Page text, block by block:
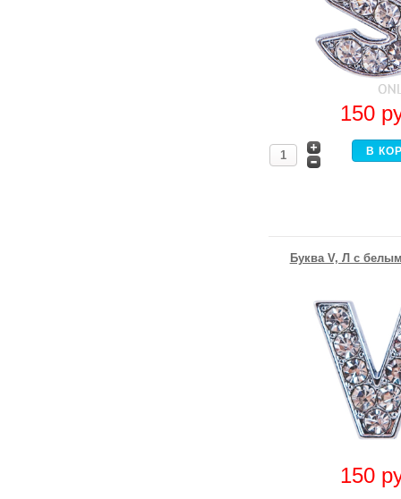
150
Буква V, Л с
150